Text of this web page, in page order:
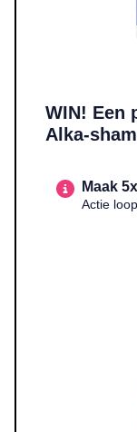
WIN! Een
Alka-
Maak
Actie